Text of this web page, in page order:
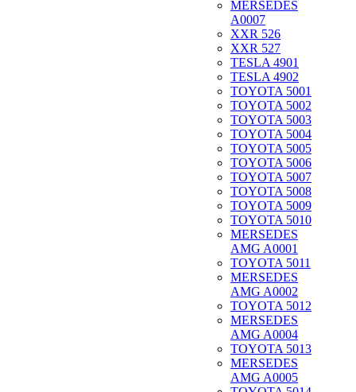
MERSEDES
A0007
XXR 526
XXR 527
TESLA 4901
TESLA 4902
TOYOTA 5001
TOYOTA 5002
TOYOTA 5003
TOYOTA 5004
TOYOTA 5005
TOYOTA 5006
TOYOTA 5007
TOYOTA 5008
TOYOTA 5009
TOYOTA 5010
MERSEDES
AMG A0001
TOYOTA 5011
MERSEDES
AMG A0002
TOYOTA 5012
MERSEDES
AMG A0004
TOYOTA 5013
MERSEDES
AMG A0005